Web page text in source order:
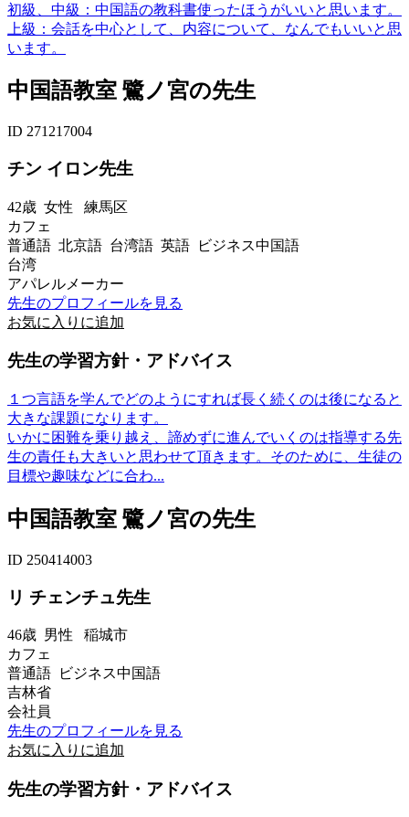
初級、中級：中国語の教科書使ったほうがいいと思います。
上級：会話を中心として、内容について、なんでもいいと思
います。
中国語教室 鷺ノ宮の先生
ID 271217004
チン イロン先生
42歳 女性 練馬区
カフェ
普通語 北京語 台湾語 英語 ビジネス中国語
台湾
アパレルメーカー
先生のプロフィールを見る
お気に入りに追加
先生の学習方針・アドバイス
１つ言語を学んでどのようにすれば長く続くのは後になると
大きな課題になります。
いかに困難を乗り越え、諦めずに進んでいくのは指導する先
生の責任も大きいと思わせて頂きます。そのために、生徒の
目標や趣味などに合わ...
中国語教室 鷺ノ宮の先生
ID 250414003
リ チェンチュ先生
46歳 男性 稲城市
カフェ
普通語 ビジネス中国語
吉林省
会社員
先生のプロフィールを見る
お気に入りに追加
先生の学習方針・アドバイス